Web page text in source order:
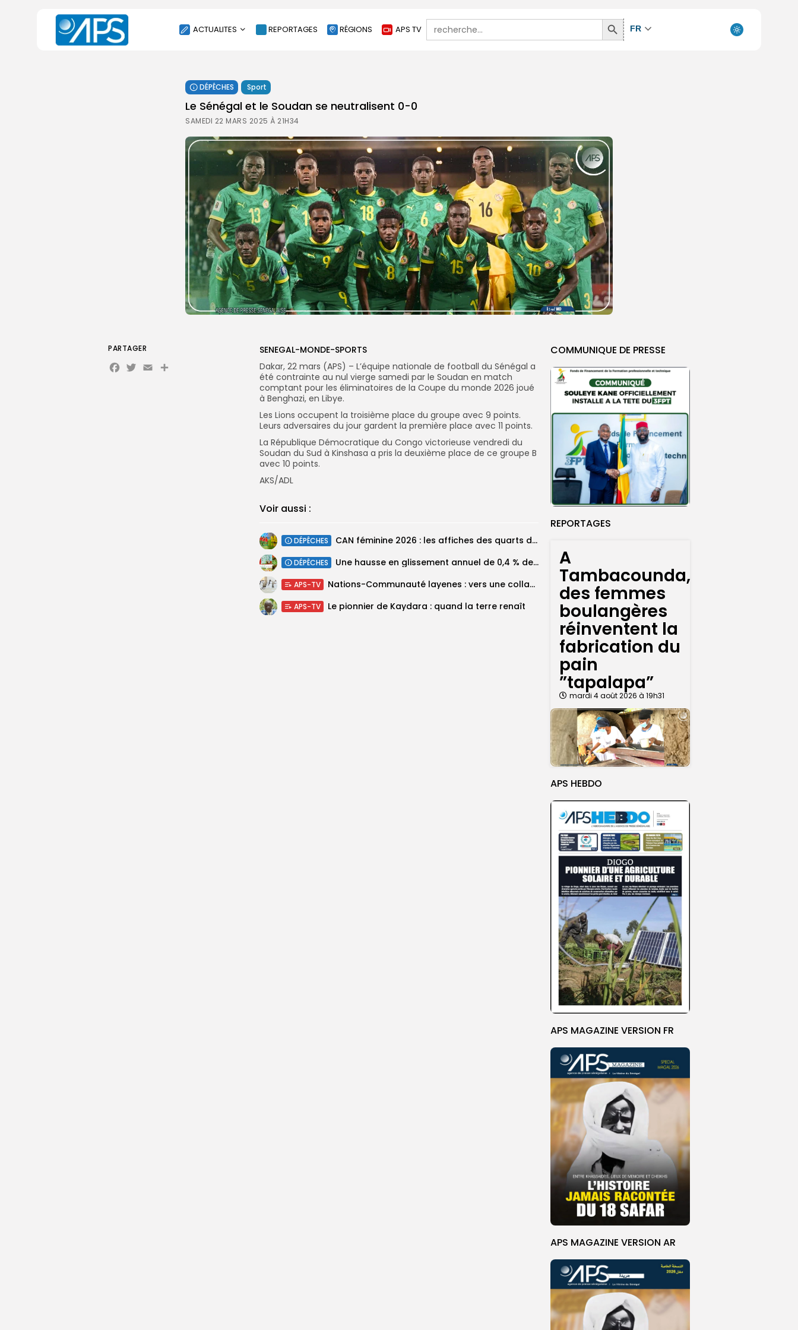
ACTUALITES
SOCIÉTÉ
ÉCONOMIE
CULTURE
SPORT
ENVIRONNEMENT
INTERNATIONAL
AGENDA
SANTE
REPORTAGES RÉGIONS APS TV
Search
for:
Search
Button
FR
DÉPÊCHES Sport
Le Sénégal et le Soudan se neutralisent 0-0
SAMEDI 22 MARS 2025 À 21H34
COMMUNIQUE DE PRESSE
REPORTAGES
A
Tambacounda,
des femmes
boulangères
réinventent la
fabrication du
pain
”tapalapa”
mardi 4 août 2026 à 19h31
APS HEBDO
APS MAGAZINE VERSION FR
APS MAGAZINE VERSION AR
SENEGAL-MONDE-SPORTS
Dakar, 22 mars (APS) – L’équipe nationale de football du Sénégal a
été contrainte au nul vierge samedi par le Soudan en match
comptant pour les éliminatoires de la Coupe du monde 2026 joué
à Benghazi, en Libye.
Les Lions occupent la troisième place du groupe avec 9 points.
Leurs adversaires du jour gardent la première place avec 11 points.
La République Démocratique du Congo victorieuse vendredi du
Soudan du Sud à Kinshasa a pris la deuxième place de ce groupe B
avec 10 points.
AKS/ADL
Voir aussi :
DÉPÊCHES CAN féminine 2026 : les affiches des quarts de finale connues après...
DÉPÊCHES Une hausse en glissement annuel de 0,4 % des prix à la...
APS-TV Nations-Communauté layenes : vers une collaboration renforcée
APS-TV Le pionnier de Kaydara : quand la terre renaît
PARTAGER
Facebook
Twitter
EmailPartager